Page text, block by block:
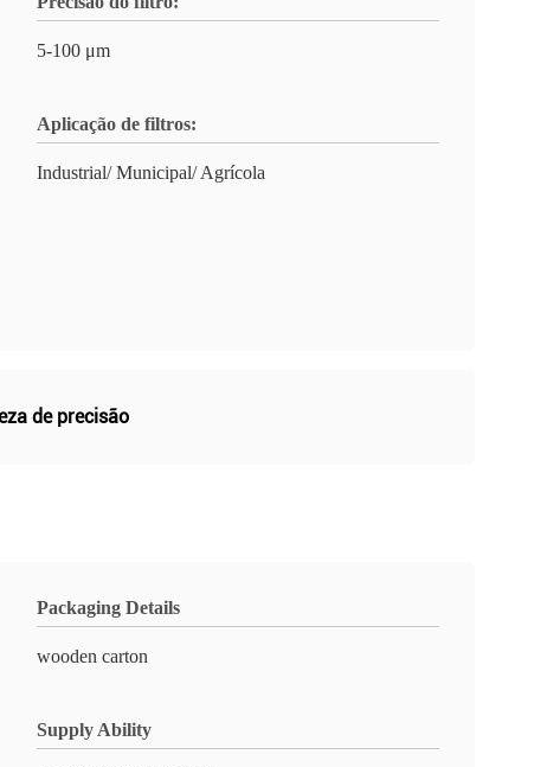
5-100 μm
Aplicação de filtros:
Industrial/ Municipal/ Agrícola
de precisão
Packaging Details
wooden carton
Supply Ability